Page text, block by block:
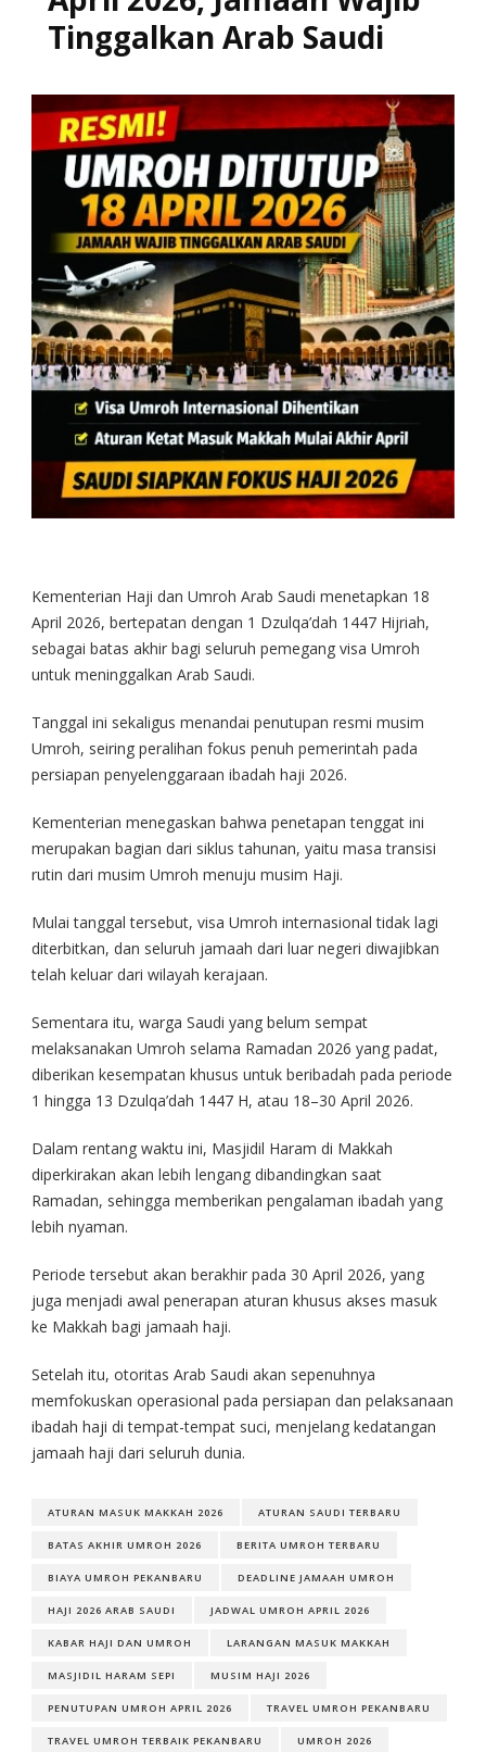
Tinggalkan Arab Saudi
Kementerian Haji dan Umroh Arab Saudi menetapkan 18
April 2026, bertepatan dengan 1 Dzulqa’dah 1447 Hijriah,
sebagai batas akhir bagi seluruh pemegang visa Umroh
untuk meninggalkan Arab Saudi.
Tanggal ini sekaligus menandai penutupan resmi musim
Umroh, seiring peralihan fokus penuh pemerintah pada
persiapan penyelenggaraan ibadah haji 2026.
Kementerian menegaskan bahwa penetapan tenggat ini
merupakan bagian dari siklus tahunan, yaitu masa transisi
rutin dari musim Umroh menuju musim Haji.
Mulai tanggal tersebut, visa Umroh internasional tidak lagi
diterbitkan, dan seluruh jamaah dari luar negeri diwajibkan
telah keluar dari wilayah kerajaan.
Sementara itu, warga Saudi yang belum sempat
melaksanakan Umroh selama Ramadan 2026 yang padat,
diberikan kesempatan khusus untuk beribadah pada periode
1 hingga 13 Dzulqa’dah 1447 H, atau 18–30 April 2026.
Dalam rentang waktu ini, Masjidil Haram di Makkah
diperkirakan akan lebih lengang dibandingkan saat
Ramadan, sehingga memberikan pengalaman ibadah yang
lebih nyaman.
Periode tersebut akan berakhir pada 30 April 2026, yang
juga menjadi awal penerapan aturan khusus akses masuk
ke Makkah bagi jamaah haji.
Setelah itu, otoritas Arab Saudi akan sepenuhnya
memfokuskan operasional pada persiapan dan pelaksanaan
ibadah haji di tempat-tempat suci, menjelang kedatangan
jamaah haji dari seluruh dunia.
ATURAN MASUK MAKKAH 2026 ATURAN SAUDI TERBARU
BATAS AKHIR UMROH 2026 BERITA UMROH TERBARU
BIAYA UMROH PEKANBARU DEADLINE JAMAAH UMROH
HAJI 2026 ARAB SAUDI JADWAL UMROH APRIL 2026
KABAR HAJI DAN UMROH LARANGAN MASUK MAKKAH
MASJIDIL HARAM SEPI MUSIM HAJI 2026
PENUTUPAN UMROH APRIL 2026 TRAVEL UMROH PEKANBARU
TRAVEL UMROH TERBAIK PEKANBARU UMROH 2026